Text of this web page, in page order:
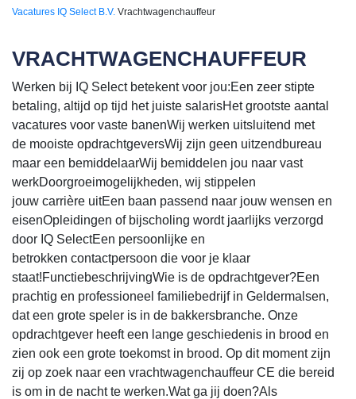
Vacatures IQ Select B.V. Vrachtwagenchauffeur
VRACHTWAGENCHAUFFEUR
Werken bij IQ Select betekent voor jou:Een zeer stipte
betaling, altijd op tijd het juiste salarisHet grootste aantal
vacatures voor vaste banenWij werken uitsluitend met
de mooiste opdrachtgeversWij zijn geen uitzendbureau
maar een bemiddelaarWij bemiddelen jou naar vast
werkDoorgroeimogelijkheden, wij stippelen
jouw carrière uitEen baan passend naar jouw wensen en
eisenOpleidingen of bijscholing wordt jaarlijks verzorgd
door IQ SelectEen persoonlijke en
betrokken contactpersoon die voor je klaar
staat!FunctiebeschrijvingWie is de opdrachtgever?Een
prachtig en professioneel familiebedrijf in Geldermalsen,
dat een grote speler is in de bakkersbranche. Onze
opdrachtgever heeft een lange geschiedenis in brood en
zien ook een grote toekomst in brood. Op dit moment zijn
zij op zoek naar een vrachtwagenchauffeur CE die bereid
is om in de nacht te werken.Wat ga jij doen?Als